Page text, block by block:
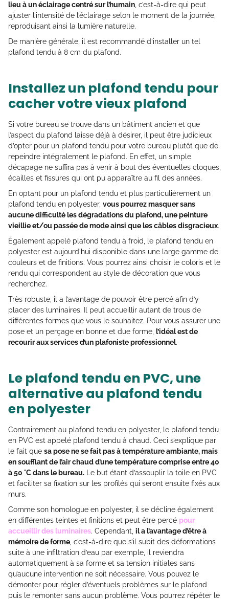
lieu à un éclairage centré sur l’humain, c’est-à-dire qui peut
ajuster l’intensité de l’éclairage selon le moment de la journée,
reproduisant ainsi la lumière naturelle.
De manière générale, il est recommandé d’installer un tel
plafond tendu à 8 cm du plafond.
Installez un plafond tendu pour
cacher votre vieux plafond
Si votre bureau se trouve dans un bâtiment ancien et que
l’aspect du plafond laisse déjà à désirer, il peut être judicieux
d’opter pour un plafond tendu pour votre bureau plutôt que de
repeindre intégralement le plafond. En effet, un simple
décapage ne suffira pas à venir à bout des éventuelles cloques,
écailles et fissures qui ont pu apparaître au fil des années.
En optant pour un plafond tendu et plus particulièrement un
plafond tendu en polyester, vous pourrez masquer sans
aucune difficulté les dégradations du plafond, une peinture
vieillie et/ou passée de mode ainsi que les câbles disgracieux.
Également appelé plafond tendu à froid, le plafond tendu en
polyester est aujourd’hui disponible dans une large gamme de
couleurs et de finitions. Vous pourrez ainsi choisir le coloris et le
rendu qui correspondent au style de décoration que vous
recherchez.
Très robuste, il a l’avantage de pouvoir être percé afin d’y
placer des luminaires. Il peut accueillir autant de trous de
différentes formes que vous le souhaitez. Pour vous assurer une
pose et un perçage en bonne et due forme, l’idéal est de
recourir aux services d’un plafoniste professionnel.
Le plafond tendu en PVC, une
alternative au plafond tendu
en polyester
Contrairement au plafond tendu en polyester, le plafond tendu
en PVC est appelé plafond tendu à chaud. Ceci s’explique par
le fait que sa pose ne se fait pas à température ambiante, mais
en soufflant de l’air chaud d’une température comprise entre 40
à 50 °C dans le bureau. Le but étant d’assouplir la toile en PVC
et faciliter sa fixation sur les profilés qui seront ensuite fixés aux
murs.
Comme son homologue en polyester, il se décline également
en différentes teintes et finitions et peut être percé pour
accueillir des luminaires. Cependant, il a l’avantage d’être à
mémoire de forme, c’est-à-dire que s’il subit des déformations
suite à une infiltration d’eau par exemple, il reviendra
automatiquement à sa forme et sa tension initiales sans
qu’aucune intervention ne soit nécessaire. Vous pouvez le
démonter pour régler d’éventuels problèmes sur le plafond
puis le remonter sans aucun problème. Vous pourrez répéter le